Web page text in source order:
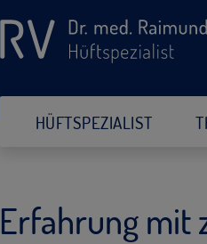
HÜFTSPEZIALIST
Erfahrung mit